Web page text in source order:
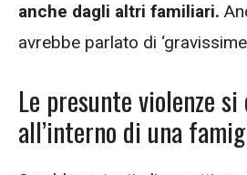
anche dagli altri familiari.
avrebbe parlato di ‘gravissime
Le presunte violenze si
all’interno di una